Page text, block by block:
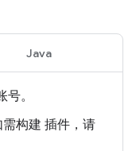
Java
号。
构建 插件，请